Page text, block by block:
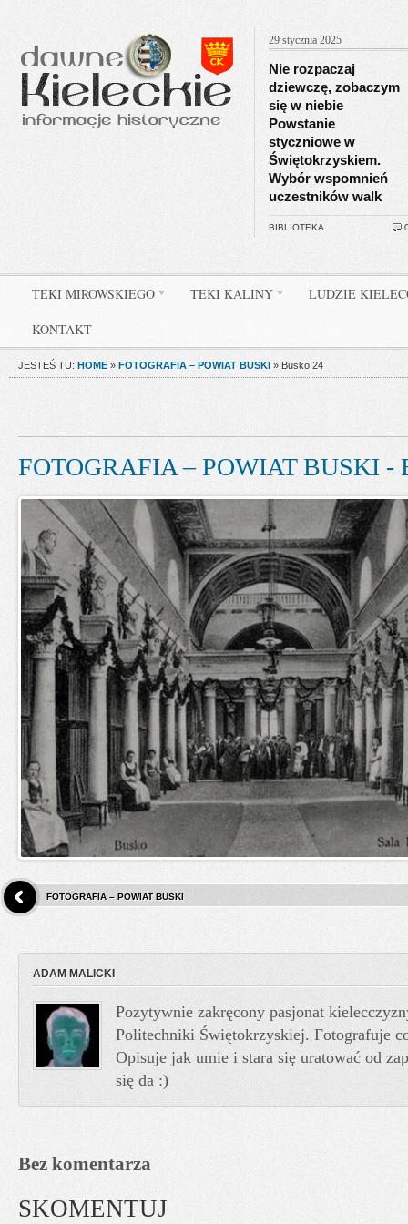
29 stycznia 2025
Nie rozpaczaj
dziewczę, zobaczym
się w niebie
Powstanie
styczniowe w
Świętokrzyskiem.
Wybór wspomnień
uczestników walk
BIBLIOTEKA
TEKI MIROWSKIEGO TEKI KALINY LUDZIE
KONTAKT
JESTEŚ TU: HOME » FOTOGRAFIA – POWIAT BUSKI » Busko 24
FOTOGRAFIA – POWIAT BUSKI -
FOTOGRAFIA – POWIAT BUSKI
ADAM MALICKI
Pozytywnie zakręcony pasjonat
Politechniki Świętokrzyskiej. Fotografuje
Opisuje jak umie i stara się uratować od
się da :)
Bez komentarza
SKOMENTUJ